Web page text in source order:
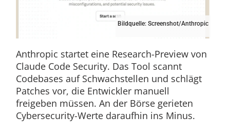
Bildquelle: Screenshot/Anthropic
Anthropic startet eine Research-Preview von
Claude Code Security. Das Tool scannt
Codebases auf Schwachstellen und schlägt
Patches vor, die Entwickler manuell
freigeben müssen. An der Börse gerieten
Cybersecurity-Werte daraufhin ins Minus.